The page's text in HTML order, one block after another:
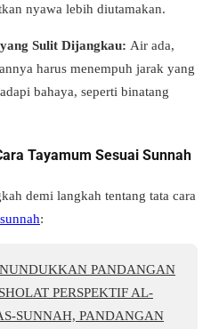
nyawa lebih diutamakan.
Sulit Dijangkau: Air ada,
harus menempuh jarak yang
bahaya, seperti binatang
Tayamum Sesuai Sunnah
demi langkah tentang tata cara
sunnah:
PANDANGAN
PERSPEKTIF AL-
SUNNAH, PANDANGAN